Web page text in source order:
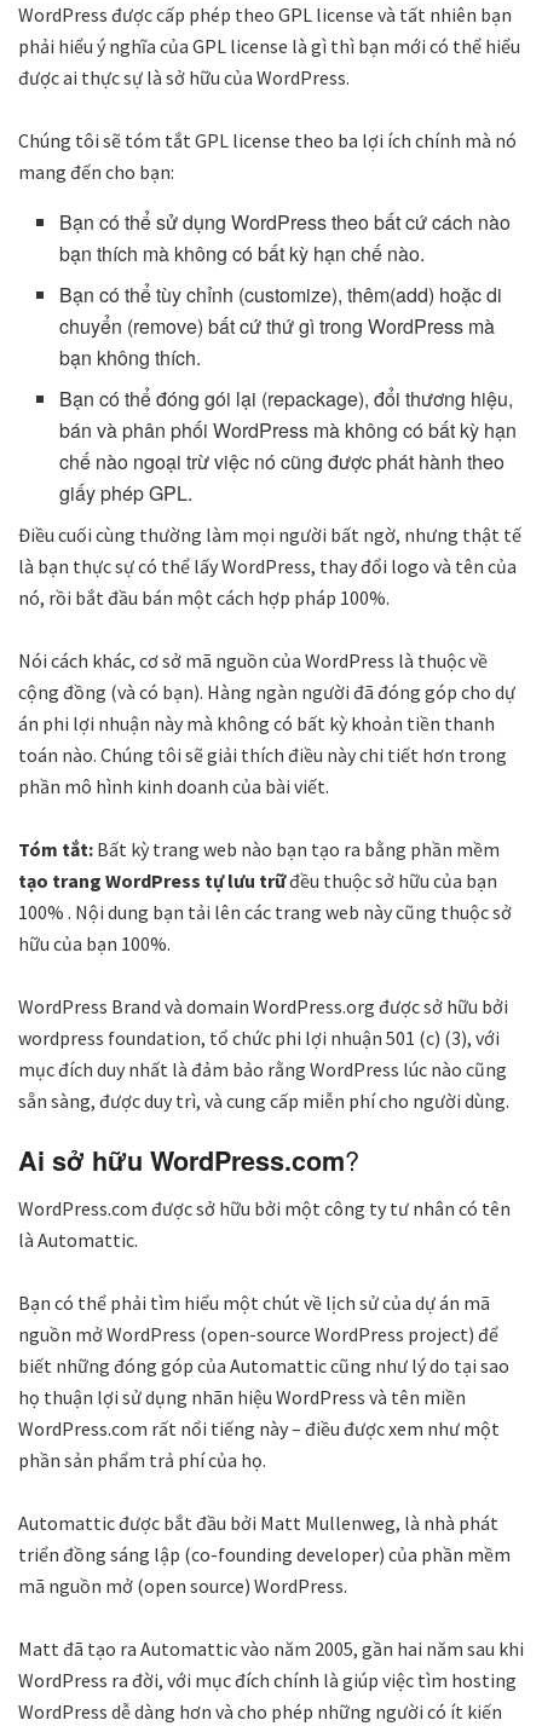
WordPress được cấp phép theo GPL license và tất nhiên bạn
phải hiểu ý nghĩa của GPL license là gì thì bạn mới có thể hiểu
được ai thực sự là sở hữu của WordPress.
Chúng tôi sẽ tóm tắt GPL license theo ba lợi ích chính mà nó
mang đến cho bạn:
Bạn có thể sử dụng WordPress theo bất cứ cách nào
bạn thích mà không có bất kỳ hạn chế nào.
Bạn có thể tùy chỉnh (customize), thêm(add) hoặc di
chuyển (remove) bất cứ thứ gì trong WordPress mà
bạn không thích.
Bạn có thể đóng gói lại (repackage), đổi thương hiệu,
bán và phân phối WordPress mà không có bất kỳ hạn
chế nào ngoại trừ việc nó cũng được phát hành theo
giấy phép GPL.
Điều cuối cùng thường làm mọi người bất ngờ, nhưng thật tế
là bạn thực sự có thể lấy WordPress, thay đổi logo và tên của
nó, rồi bắt đầu bán một cách hợp pháp 100%.
Nói cách khác, cơ sở mã nguồn của WordPress là thuộc về
cộng đồng (và có bạn). Hàng ngàn người đã đóng góp cho dự
án phi lợi nhuận này mà không có bất kỳ khoản tiền thanh
toán nào. Chúng tôi sẽ giải thích điều này chi tiết hơn trong
phần mô hình kinh doanh của bài viết.
Tóm tắt: Bất kỳ trang web nào bạn tạo ra bằng phần mềm
tạo trang WordPress tự lưu trữđều thuộc sở hữu của bạn
100% . Nội dung bạn tải lên các trang web này cũng thuộc sở
hữu của bạn 100%.
WordPress Brand và domain WordPress.org được sở hữu bởi
wordpress foundation, tổ chức phi lợi nhuận 501 (c) (3), với
mục đích duy nhất là đảm bảo rằng WordPress lúc nào cũng
sẵn sàng, được duy trì, và cung cấp miễn phí cho người dùng.
Ai sở hữu WordPress.com?
WordPress.com được sở hữu bởi một công ty tư nhân có tên
là Automattic.
Bạn có thể phải tìm hiểu một chút về lịch sử của dự án mã
nguồn mở WordPress (open-source WordPress project) để
biết những đóng góp của Automattic cũng như lý do tại sao
họ thuận lợi sử dụng nhãn hiệu WordPress và tên miền
WordPress.com rất nổi tiếng này – điều được xem như một
phần sản phẩm trả phí của họ.
Automattic được bắt đầu bởi Matt Mullenweg, là nhà phát
triển đồng sáng lập (co-founding developer) của phần mềm
mã nguồn mở (open source) WordPress.
Matt đã tạo ra Automattic vào năm 2005, gần hai năm sau khi
WordPress ra đời, với mục đích chính là giúp việc tìm hosting
WordPress dễ dàng hơn và cho phép những người có ít kiến ​​